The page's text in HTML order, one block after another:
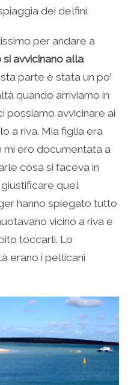
dei delfini.
per andare a
avvicinano alla
parte è stata un po’
quando arriviamo in
possiamo avvicinare ai
a riva. Mia figlia era
mi ero documentata a
cosa si faceva in
quel
hanno spiegato tutto
vicino a riva e
toccarli. Lo
erano i pellicani